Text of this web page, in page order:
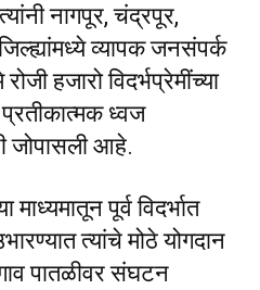
नागपूर, चंद्रपूर,
व्यापक जनसंपर्क
हजारो विदर्भप्रेमींच्या
प्रतीकात्मक ध्वज
जोपासली आहे.
माध्यमातून पूर्व विदर्भात
त्यांचे मोठे योगदान
पातळीवर संघटन